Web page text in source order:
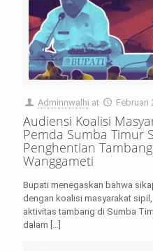
Adminnwalhi at Februari
Audiensi Koalisi
Pemda Sumba Timur
Penghentian
Wanggameti
Bupati menegaskan bahwa
dengan koalisi masyarakat
aktivitas tambang di Sumba
dalam […]